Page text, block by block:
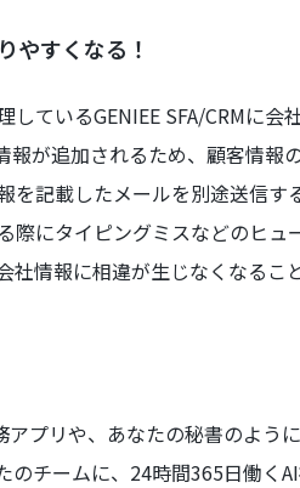
やすくなる！
しているGENIEE SFA/CRMに
報が追加されるため、顧客情報
を記載したメールを別途送信
際にタイピングミスなどのヒ
社情報に相違が生じなくなるこ
プリや、あなたの秘書のよう
のチームに、24時間365日働く